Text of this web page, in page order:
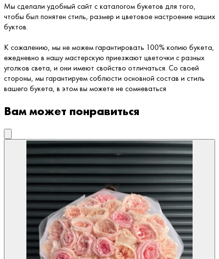
Мы сделали удобный сайт с каталогом букетов для того,
чтобы был понятен стиль, размер и цветовое настроение наших
буктов.
К сожалению, мы не можем гарантировать 100% копию букета,
ежедневно в нашу мастерскую приезжают цветочки с разных
уголков света, и они имеют свойство отличаться. Со своей
стороны, мы гарантируем соблюсти основной состав и стиль
вашего букета, в этом вы можете не сомневаться
Вам может понравиться